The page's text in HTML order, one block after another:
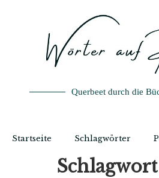
Querbeet durch die
Startseite Schlagwörter
Schlagwort